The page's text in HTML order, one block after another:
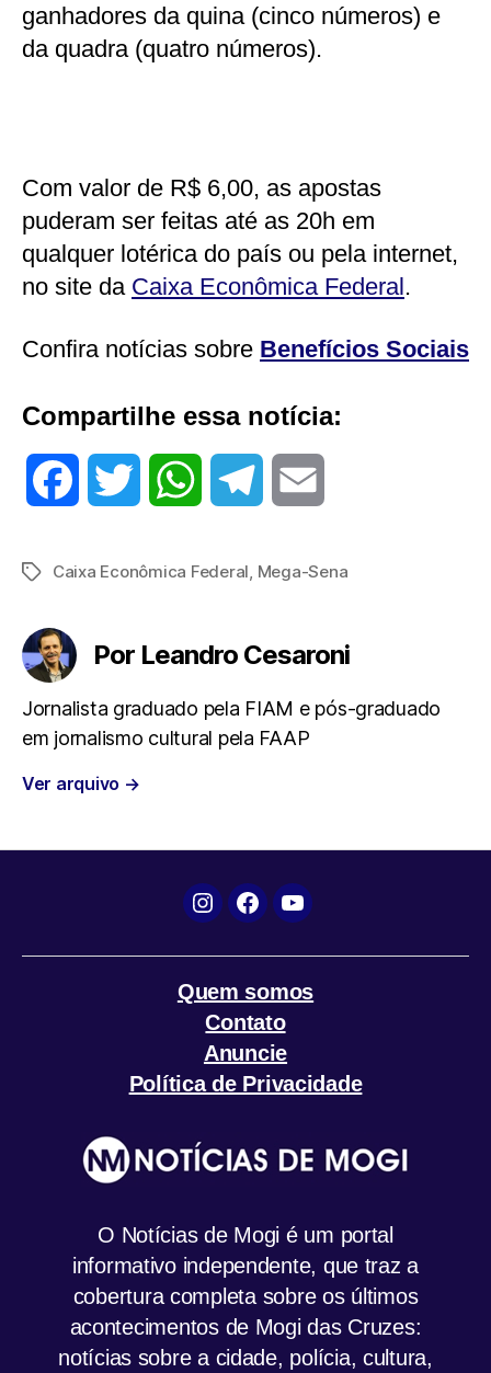
ganhadores da quina (cinco números) e
da quadra (quatro números).
Com valor de R$ 6,00, as apostas
puderam ser feitas até as 20h em
qualquer lotérica do país ou pela internet,
no site da Caixa Econômica Federal.
Confira notícias sobre Benefícios Sociais
Compartilhe essa notícia:
o
o
k
e A
p
r
m
TagsCaixa Econômica Federal Mega-Sena
Por Leandro Cesaroni
Jornalista graduado pela FIAM e pós-graduado
em jornalismo cultural pela FAAP
Ver arquivo →
Instagram
FacebookYouTube
Quem somos
Contato
Anuncie
Política de Privacidade
O Notícias de Mogi é um portal
informativo independente, que traz a
cobertura completa sobre os últimos
acontecimentos de Mogi das Cruzes:
notícias sobre a cidade, polícia, cultura,